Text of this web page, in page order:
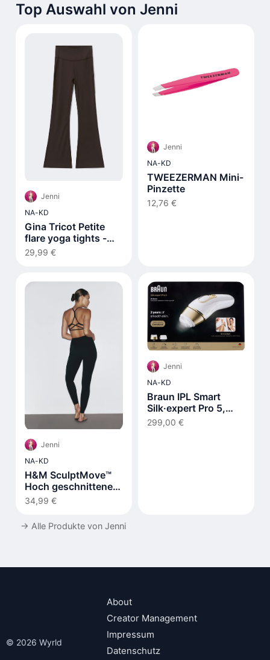
Top Auswahl von Jenni
Jenni
NA-KD
Gina Tricot Petite
flare yoga tights -
Braun
29,99 €
Jenni
NA-KD
TWEEZERMAN Mini-
Pinzette
12,76 €
Jenni
NA-KD
H&M SculptMove™
Hoch geschnittene
Leggings
34,99 €
Jenni
NA-KD
Braun IPL Smart
Silk·expert Pro 5,
Laser Hair Removal
at Home PL5210
299,00 €
→ Alle Produkte von Jenni
© 2026 Wyrld
About
Creator Management
Impressum
Datenschutz